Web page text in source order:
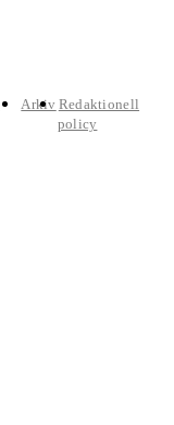
Arkiv Redaktionell
policy